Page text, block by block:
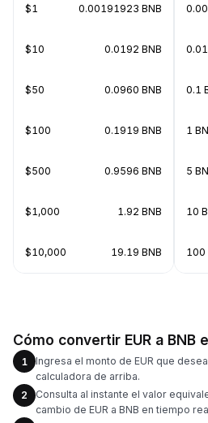
$1 0.00191923 BNB
$10 0.0192 BNB
$50 0.0960 BNB
$100 0.1919 BNB
$500 0.9596 BNB
$1,000 1.92 BNB
$10,000 19.19 BNB
0.1
1
5
10
100
Cómo convertir EUR a BNB
1
Ingresa el monto de EUR que
calculadora de arriba.
2
Consulta al instante el valor
cambio de EUR a BNB en tiempo